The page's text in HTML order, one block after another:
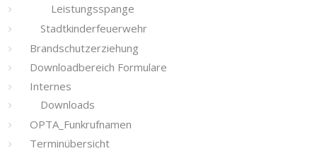
Leistungsspange
Stadtkinderfeuerwehr
Brandschutzerziehung
Downloadbereich Formulare
Internes
Downloads
OPTA_Funkrufnamen
Terminübersicht